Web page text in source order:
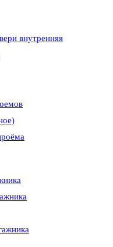
внутренняя